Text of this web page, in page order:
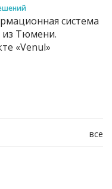
система
из Тюмени.
«Venul»
все